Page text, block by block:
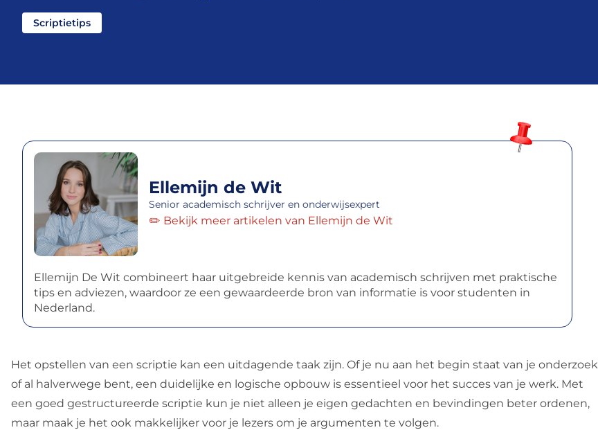
Scriptietips
Ellemijn de Wit
Senior academisch schrijver en onderwijsexpert
✏️ Bekijk meer artikelen van Ellemijn de Wit
Ellemijn De Wit combineert haar uitgebreide kennis van academisch schrijven met praktische
tips en adviezen, waardoor ze een gewaardeerde bron van informatie is voor studenten in
Nederland.
Het opstellen van een scriptie kan een uitdagende taak zijn. Of je nu aan het begin staat van je onderzoek
of al halverwege bent, een duidelijke en logische opbouw is essentieel voor het succes van je werk. Met
een goed gestructureerde scriptie kun je niet alleen je eigen gedachten en bevindingen beter ordenen,
maar maak je het ook makkelijker voor je lezers om je argumenten te volgen.